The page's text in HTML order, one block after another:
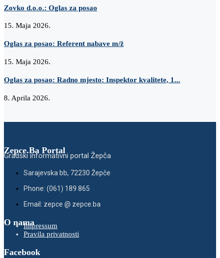
Zovko d.o.o.: Oglas za posao
15. Maja 2026.
Oglas za posao: Referent nabave m/ž
15. Maja 2026.
Oglas za posao: Radno mjesto: Inspektor kvalitete, 1...
8. Aprila 2026.
Zepce.Ba Portal
Gradski informativni portal Žepča
Sarajevska bb, 72230 Žepče
Phone: (061) 189 865
Email: zepce @ zepce.ba
O namaImpressum
Pravila privatnosti
Facebook